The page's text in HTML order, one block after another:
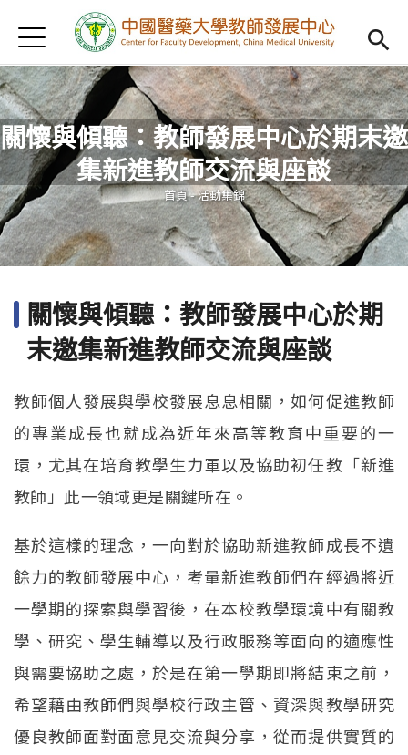
首頁
Open
認識我們
Open
教學研習
Open
新進教師
Open
傑出教授
Open
教師專業社群
Open
借用項目
Jump to Navigation
Jump to Main content
關懷與傾聽：教師發展中心於期末邀
集新進教師交流與座談
您在這裡
首頁-活動集錦
關懷與傾聽：教師發展中心於期
末邀集新進教師交流與座談
教師個人發展與學校發展息息相關，如何促進教師
的專業成長也就成為近年來高等教育中重要的一
環，尤其在培育教學生力軍以及協助初任教「新進
教師」此一領域更是關鍵所在。
基於這樣的理念，一向對於協助新進教師成長不遺
餘力的教師發展中心，考量新進教師們在經過將近
一學期的探索與學習後，在本校教學環境中有關教
學、研究、學生輔導以及行政服務等面向的適應性
與需要協助之處，於是在第一學期即將結束之前，
希望藉由教師們與學校行政主管、資深與教學研究
優良教師面對面意見交流與分享，從而提供實質的